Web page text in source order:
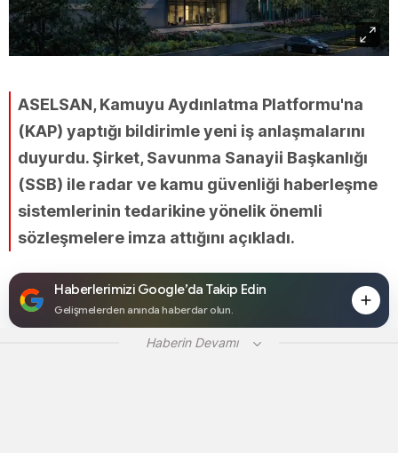
ASELSAN, Kamuyu Aydınlatma Platformu'na
(KAP) yaptığı bildirimle yeni iş anlaşmalarını
duyurdu. Şirket, Savunma Sanayii Başkanlığı
(SSB) ile radar ve kamu güvenliği haberleşme
sistemlerinin tedarikine yönelik önemli
sözleşmelere imza attığını açıkladı.
Haberlerimizi Google’da Takip Edin
Gelişmelerden anında haberdar olun.
Haberin Devamı